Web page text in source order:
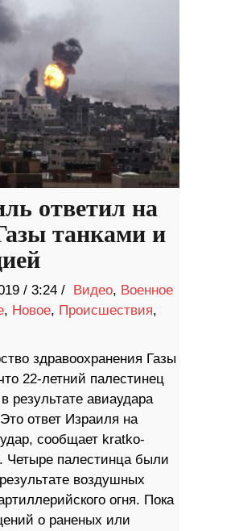
ответил на
танками и
/ 3:24 / Видео, Военное
, Новое, Происшествия,
здравоохранения Газы
22-летний палестинец
результате авиаудара
ответ Израиля на
сообщает kratko-
Четыре палестинца были
воздушных
огня. Пока
о раненых или